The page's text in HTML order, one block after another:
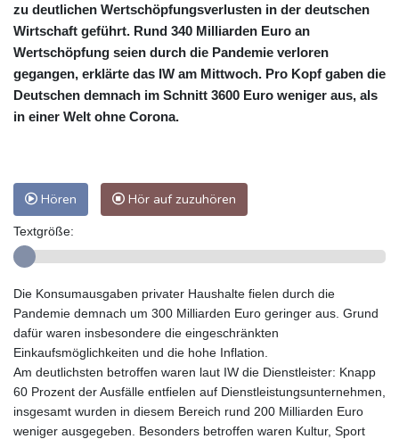
zu deutlichen Wertschöpfungsverlusten in der deutschen
Wirtschaft geführt. Rund 340 Milliarden Euro an
Wertschöpfung seien durch die Pandemie verloren
gegangen, erklärte das IW am Mittwoch. Pro Kopf gaben die
Deutschen demnach im Schnitt 3600 Euro weniger aus, als
in einer Welt ohne Corona.
Hören Hör auf zuzuhören
Textgröße:
Die Konsumausgaben privater Haushalte fielen durch die
Pandemie demnach um 300 Milliarden Euro geringer aus. Grund
dafür waren insbesondere die eingeschränkten
Einkaufsmöglichkeiten und die hohe Inflation.
Am deutlichsten betroffen waren laut IW die Dienstleister: Knapp
60 Prozent der Ausfälle entfielen auf Dienstleistungsunternehmen,
insgesamt wurden in diesem Bereich rund 200 Milliarden Euro
weniger ausgegeben. Besonders betroffen waren Kultur, Sport